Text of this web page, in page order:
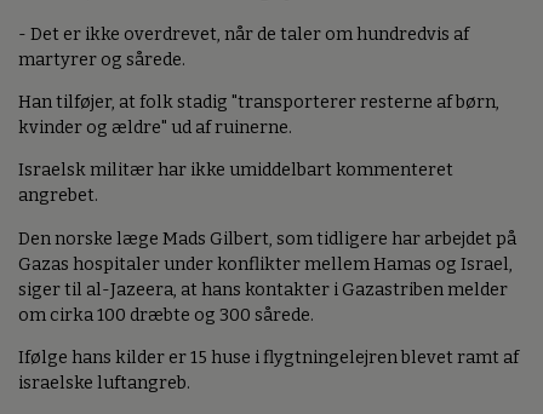
- Det er ikke overdrevet, når de taler om hundredvis af
martyrer og sårede.
Han tilføjer, at folk stadig "transporterer resterne af børn,
kvinder og ældre" ud af ruinerne.
Israelsk militær har ikke umiddelbart kommenteret
angrebet.
Den norske læge Mads Gilbert, som tidligere har arbejdet på
Gazas hospitaler under konflikter mellem Hamas og Israel,
siger til al-Jazeera, at hans kontakter i Gazastriben melder
om cirka 100 dræbte og 300 sårede.
Ifølge hans kilder er 15 huse i flygtningelejren blevet ramt af
israelske luftangreb.